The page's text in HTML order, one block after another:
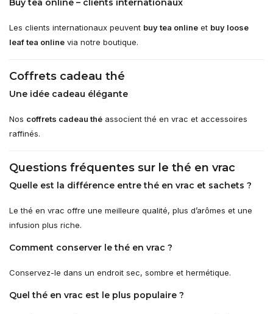
Les clients internationaux peuvent buy tea online et buy loose
leaf tea online via notre boutique.
Coffrets cadeau thé
Une idée cadeau élégante
Nos coffrets cadeau thé associent thé en vrac et accessoires
raffinés.
Questions fréquentes sur le thé en vrac
Quelle est la différence entre thé en vrac et sachets ?
Le thé en vrac offre une meilleure qualité, plus d’arômes et une
infusion plus riche.
Comment conserver le thé en vrac ?
Conservez-le dans un endroit sec, sombre et hermétique.
Quel thé en vrac est le plus populaire ?